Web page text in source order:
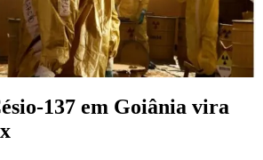
137 em Goiânia vira